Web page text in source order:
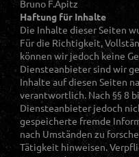
Bruno F.Apitz
Haftung für Inhalte
Die Inhalte dieser Seiten
Für die Richtigkeit,
können wir jedoch keine
Diensteanbieter sind wir
Inhalte auf diesen Seiten
verantwortlich. Nach §§ 8
Diensteanbieter jedoch
gespeicherte fremde
nach Umständen zu
Tätigkeit hinweisen.